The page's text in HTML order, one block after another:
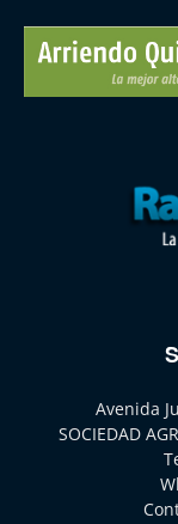
Avenida
SOCIEDAD